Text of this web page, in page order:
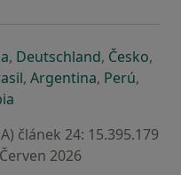
záložce
v nové záložce
se otevře v nové záložce
, Deutschlandse otevře v
, Českose
,
nové záložce
v nové záložce
se otevře v nové
, Argentinase otevře v
, Perúse
,
článek 24: 15.395.179
2026